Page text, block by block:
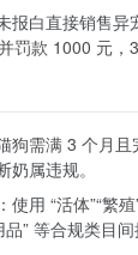
报白直接销售
罚款 1000 元，
狗需满 3 个月
奶属违规。
：使用 “活体”“繁
” 等合规类目间